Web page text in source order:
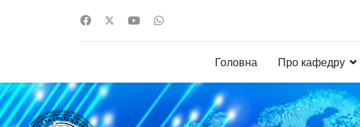
Головна
Про кафедру